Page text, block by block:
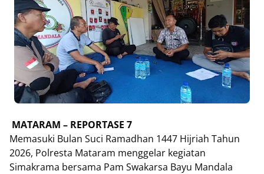
MATARAM – REPORTASE 7
Memasuki Bulan Suci Ramadhan 1447 Hijriah Tahun
2026, Polresta Mataram menggelar kegiatan
Simakrama bersama Pam Swakarsa Bayu Mandala